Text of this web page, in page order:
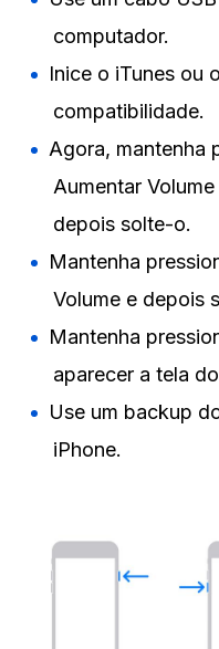
computador.
Inice o iTunes ou
compatibilidade.
Agora, mantenha
Aumentar
depois solte-o.
Mantenha
Volume e depois
Mantenha
aparecer a tela
Use um backup
iPhone.